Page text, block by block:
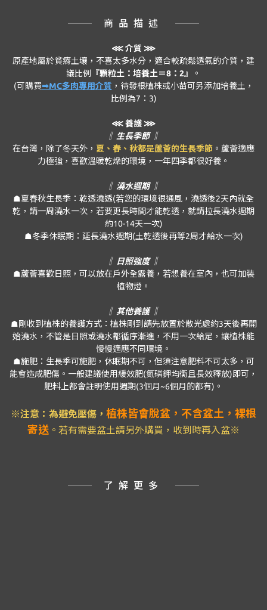
商品描述
⋘介質 ⋙
原產地屬於貧瘠土壤，不喜太多水分，適合較疏鬆透氣的介質，建
議比例
『顆粒土：培養土＝8：2』
。
(可購買➟MC多肉專用介質 ，待發根植株或小苗可另添加培養土，
比例為7：3)
⋘ 養護 ⋙
‖ 生長季節 ‖
在台灣，除了冬天外， 夏、春、秋都是蘆薈的生長季節 。蘆薈適應
力極強，喜歡溫暖乾燥的環境，一年四季都很好養。
‖ 澆水週期 ‖
☗夏春秋生長季：乾透澆透(若您的環境很通風，澆透後2天內就全
乾，請一周澆水一次，若要更長時間才能乾透，就請拉長澆水週期
約10-14天一次)
☗冬季休眠期：延長澆水週期(土乾透後再等2周才給水一次)
‖ 日照強度 ‖
☗蘆薈喜歡日照，可以放在戶外全露養，若想養在室內，也可加裝
植物燈。
‖ 其他養護 ‖
☗剛收到植株的養護方式：植株剛到請先放置於散光處約3天後再開
始澆水，不管是日照或澆水都循序漸進，不用一次給足，讓植株能
慢慢適應不同環境。
☗施肥：生長季可施肥，休眠期不可，但須注意肥料不可太多，可
能會造成肥傷。一般建議使用緩效肥(氮磷鉀均衡且長效釋放)即可，
肥料上都會註明使用週期(3個月~6個月的都有)。
※注意：為避免壓傷 ， 植株皆會脫盆，不含盆土，裸根
寄送 。若有需要盆土請另外購買，收到時再入盆※
了解更多